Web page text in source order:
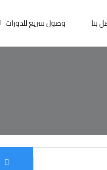
بنا وصول سريع للدورات